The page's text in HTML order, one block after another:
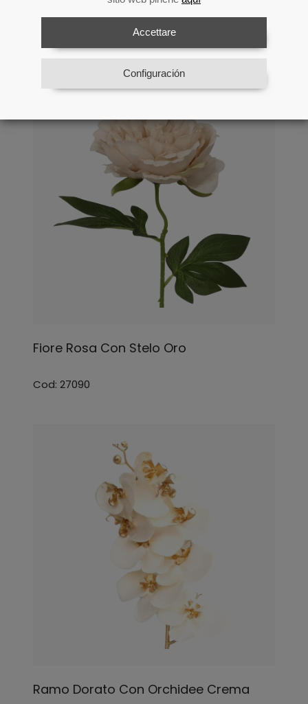
Accettare
Configuración
Fiore Rosa Con Stelo Naturale
Fiore Rosa Con Stelo Oro
Cod: 27090
Ramo Dorato Con Orchidee Crema